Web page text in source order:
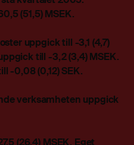
(51,5) MSEK.
uppgick till -3,1 (4,7)
till -3,2 (3,4) MSEK.
-0,08 (0,12) SEK.
verksamheten uppgick